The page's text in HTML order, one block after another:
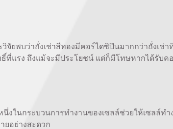
ยพบว่าถั่งเช่าสีทองมีคอร์ไดซิปินมากกว่าถั่งเช่า
แรง ถึงแม้จะมีประโยชน์ แต่ก็มีโทษหากได้รับค
งในกระบวนการทำงานของเซลล์ช่วยให้เซลล์
ยอย่างสะดวก